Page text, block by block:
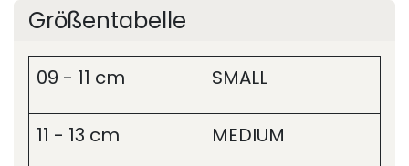
Größentabelle
09 - 11 cm SMALL
11 - 13 cm MEDIUM